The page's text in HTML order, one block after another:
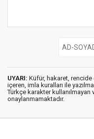
UYARI: Küfür, hakaret, rencide
içeren, imla kuralları ile
Türkçe karakter kullanılmayan
onaylanmamaktadır.